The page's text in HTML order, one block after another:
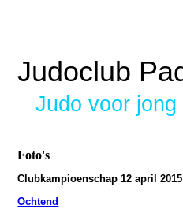
Judoclub
Judo voor jong
Foto's
Clubkampioenschap 12 april 2015
Ochtend